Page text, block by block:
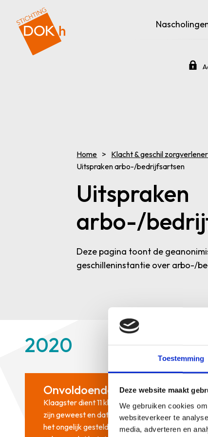
Toestemming
Deze website maakt
We gebruiken cookies
websiteverkeer te
media, adverteren en
Home Klacht & geschil zorgverlener
Uitspraken arbo-/bedrijfsartsen
Uitspraken
arbo-/
Deze pagina toont de
geschilleninstantie over arbo-/
2020
Onvoldoende
Klaagster dient 11 klachten in tegen de
zijn geweest en dat niet het juiste advies is
het ongelijk gesteld. Wel oordeelt de GI dat er